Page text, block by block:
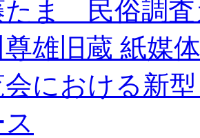
たま 民俗調査
尊雄旧蔵 紙媒
会における新